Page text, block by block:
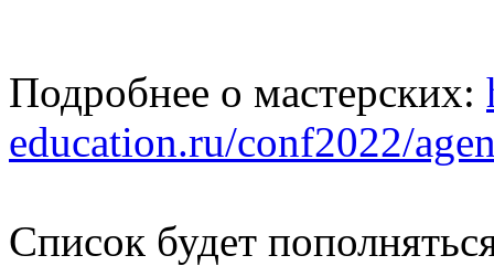
Подробнее о мастерских:
education.ru/conf2022/
Список будет